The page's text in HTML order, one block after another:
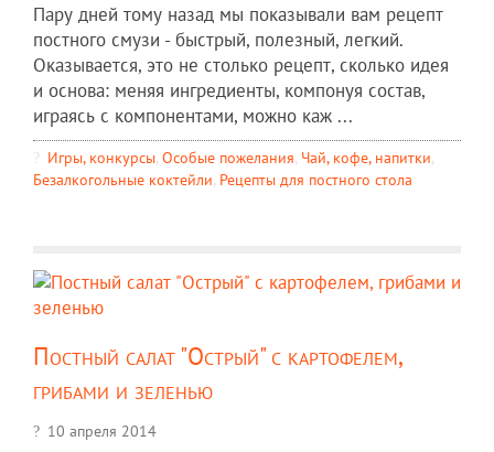
Пару дней тому назад мы показывали вам рецепт
постного смузи - быстрый, полезный, легкий.
Оказывается, это не столько рецепт, сколько идея
и основа: меняя ингредиенты, компонуя состав,
играясь с компонентами, можно каж ...
Игры, конкурсы, Особые пожелания, Чай, кофе, напитки,
Безалкогольные коктейли, Рецепты для постного стола
Постный салат "Острый" с картофелем,
грибами и зеленью
10 апреля 2014